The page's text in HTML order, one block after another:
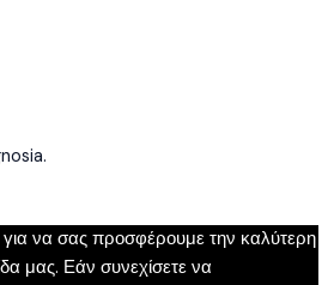
να σας προσφέρουμε την καλύτερη
μας. Εάν συνεχίσετε να